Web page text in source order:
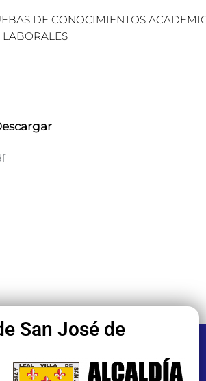
DE CONOCIMIENTOS
San José de